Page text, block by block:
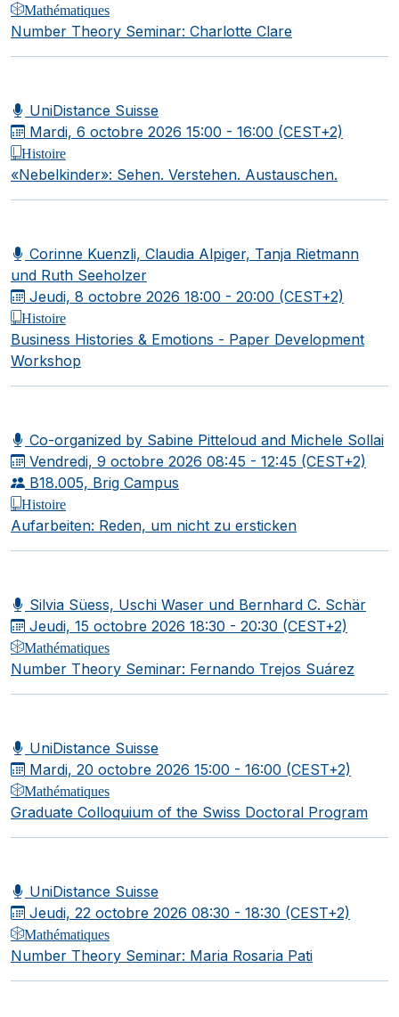
Mathématiques
Number Theory Seminar: Charlotte Clare
UniDistance Suisse
Mardi, 6 octobre 2026 15:00 - 16:00 (CEST+2)
Histoire
«Nebelkinder»: Sehen. Verstehen. Austauschen.
Corinne Kuenzli, Claudia Alpiger, Tanja Rietmann
und Ruth Seeholzer
Jeudi, 8 octobre 2026 18:00 - 20:00 (CEST+2)
Histoire
Business Histories & Emotions - Paper Development
Workshop
Co-organized by Sabine Pitteloud and Michele Sollai
Vendredi, 9 octobre 2026 08:45 - 12:45 (CEST+2)
B18.005, Brig Campus
Histoire
Aufarbeiten: Reden, um nicht zu ersticken
Silvia Süess, Uschi Waser und Bernhard C. Schär
Jeudi, 15 octobre 2026 18:30 - 20:30 (CEST+2)
Mathématiques
Number Theory Seminar: Fernando Trejos Suárez
UniDistance Suisse
Mardi, 20 octobre 2026 15:00 - 16:00 (CEST+2)
Mathématiques
Graduate Colloquium of the Swiss Doctoral Program
UniDistance Suisse
Jeudi, 22 octobre 2026 08:30 - 18:30 (CEST+2)
Mathématiques
Number Theory Seminar: Maria Rosaria Pati